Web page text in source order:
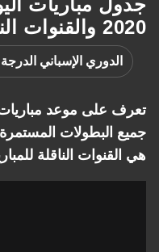
2020 والقنوات الناقلة
الدوري الإسباني الدرجة
جميع البطولات
هي القنوات الناقلة